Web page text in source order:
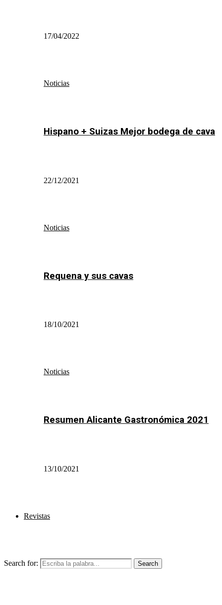
17/04/2022
Noticias
Hispano + Suizas Mejor bodega de cava
22/12/2021
Noticias
Requena y sus cavas
18/10/2021
Noticias
Resumen Alicante Gastronómica 2021
13/10/2021
Revistas
Search for: Search